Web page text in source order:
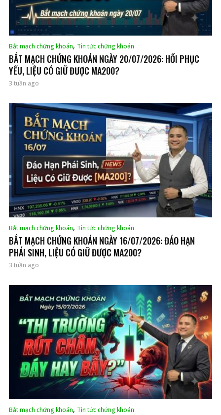
Bắt mạch chứng khoán, Tin tức chứng khoán
BẮT MẠCH CHỨNG KHOÁN NGÀY 20/07/2026: HỒI PHỤC
YẾU, LIỆU CÓ GIỮ ĐƯỢC MA200?
3 tuần ago
Bắt mạch chứng khoán, Tin tức chứng khoán
BẮT MẠCH CHỨNG KHOÁN NGÀY 16/07/2026: ĐÁO HẠN
PHÁI SINH, LIỆU CÓ GIỮ ĐƯỢC MA200?
3 tuần ago
Bắt mạch chứng khoán, Tin tức chứng khoán